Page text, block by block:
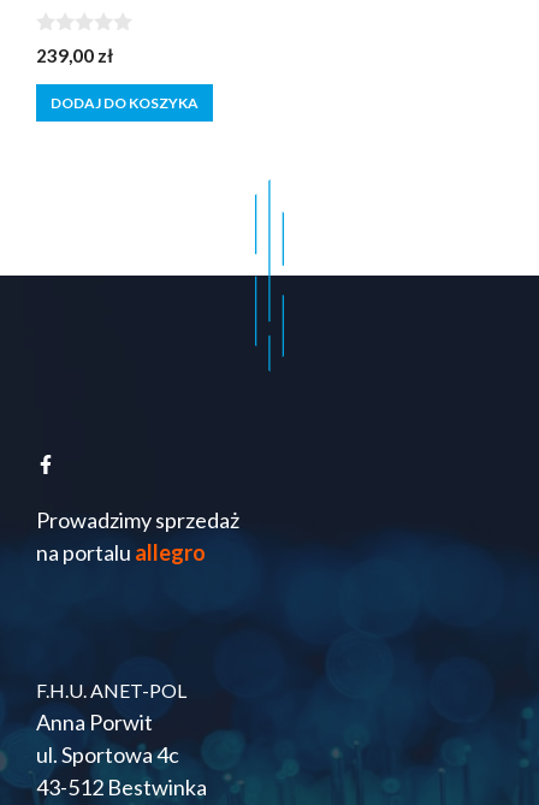
0
z
5
239,00 zł
DODAJ DO KOSZYKA
Prowadzimy sprzedaż
na portalu allegro
F.H.U. ANET-POL
Anna Porwit
ul. Sportowa 4c
43-512 Bestwinka